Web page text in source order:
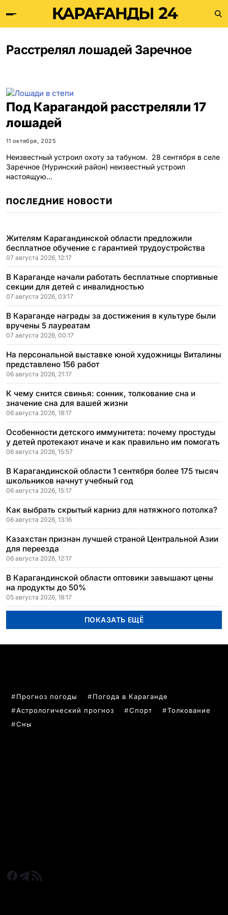
Расстрелял лошадей Заречное
Под Карагандой расстреляли 17
лошадей
11 октября, 2025
Неизвестный устроил охоту за табуном. 28 сентября в селе
Заречное (Нуринский район) неизвестный устроил
настоящую…
ПОСЛЕДНИЕ НОВОСТИ
Жителям Карагандинской области предложили
бесплатное обучение с гарантией трудоустройства
07 августа 2026, 12:17
В Караганде начали работать бесплатные спортивные
секции для детей с инвалидностью
07 августа 2026, 03:17
В Караганде награды за достижения в культуре были
вручены 5 лауреатам
07 августа 2026, 00:17
На персональной выставке юной художницы Виталины
представлено 156 работ
06 августа 2026, 21:17
К чему снится свинья: сонник, толкование сна и
значение сна для вашей жизни
06 августа 2026, 18:17
Особенности детского иммунитета: почему простуды
у детей протекают иначе и как правильно им помогать
06 августа 2026, 15:57
В Карагандинской области 1 сентября более 175 тысяч
школьников начнут учебный год
06 августа 2026, 15:17
Как выбрать скрытый карниз для натяжного потолка?
06 августа 2026, 13:16
Казахстан признан лучшей страной Центральной Азии
для переезда
06 августа 2026, 12:17
В Карагандинской области оптовики завышают цены
на продукты до 50%
05 августа 2026, 18:17
ПОКАЗАТЬ ЕЩЁ
Прогноз погоды
Погода в Караганде
Астрологический прогноз
Спорт
Толкование
Сны